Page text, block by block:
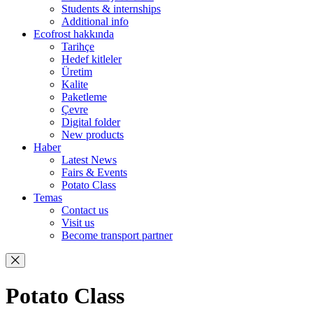
Students & internships
Additional info
Ecofrost hakkında
Tarihçe
Hedef kitleler
Üretim
Kalite
Paketleme
Çevre
Digital folder
New products
Haber
Latest News
Fairs & Events
Potato Class
Temas
Contact us
Visit us
Become transport partner
Potato Class